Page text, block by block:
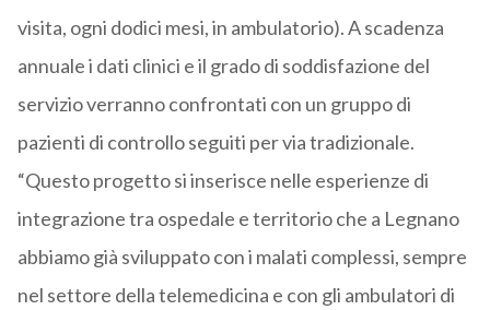
visita, ogni dodici mesi, in ambulatorio). A scadenza
annuale i dati clinici e il grado di soddisfazione del
servizio verranno confrontati con un gruppo di
pazienti di controllo seguiti per via tradizionale.
“Questo progetto si inserisce nelle esperienze di
integrazione tra ospedale e territorio che a Legnano
abbiamo già sviluppato con i malati complessi, sempre
nel settore della telemedicina e con gli ambulatori di